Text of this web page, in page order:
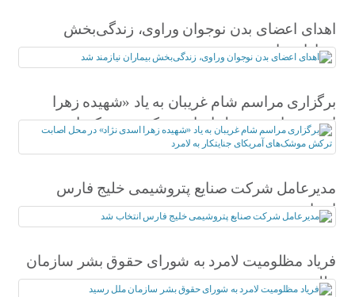
اهدای اعضای بدن نوجوان وراوی، زندگی‌بخش
بیماران نیازمند شد
برگزاری مراسم شام غریبان به یاد «شهیده زهرا
اسدی نژاد» در محل اصابت ترکش موشک‌های
آمریکای جنایتکار به لامرد
مدیرعامل شرکت صنایع پتروشیمی خلیج فارس
انتخاب شد
فریاد مظلومیت لامرد به شورای حقوق بشر سازمان
ملل رسید